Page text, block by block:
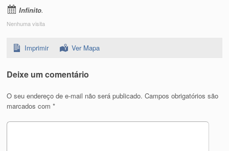
Infinito.
Nenhuma visita
Imprimir Ver Mapa
Deixe um comentário
O seu endereço de e-mail não será publicado. Campos obrigatórios são
marcados com*